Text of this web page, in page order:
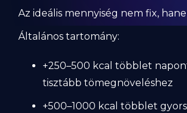
Az ideális mennyiség nem fix,
Általános tartomány:
+250–500 kcal többlet
tisztább tömegnöveléshez
+500–1000 kcal többlet